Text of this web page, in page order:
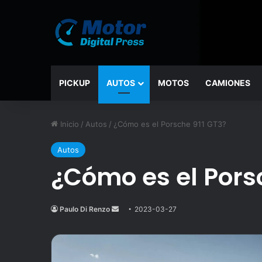
PICKUP AUTOS MOTOS CAMIONES
Inicio / Autos / ¿Cómo es el Porsche 911 GT3?
Autos
¿Cómo es el
Paulo Di Renzo
Send
email
2023-03-27